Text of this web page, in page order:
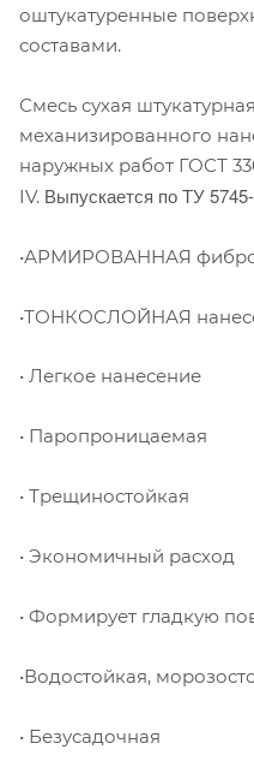
оштукатуренные
составами.
Смесь сухая
механизированного
наружных работ ГОСТ
IV. Выпускается по ТУ
•АРМИРОВАННАЯ
•ТОНКОСЛОЙНАЯ
• Легкое нанесение
• Паропроницаемая
• Трещиностойкая
• Экономичный расход
• Формирует
•Водостойкая,
• Безусадочная